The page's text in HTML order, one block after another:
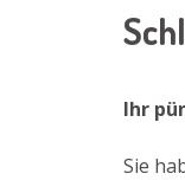
Ihr
Sie